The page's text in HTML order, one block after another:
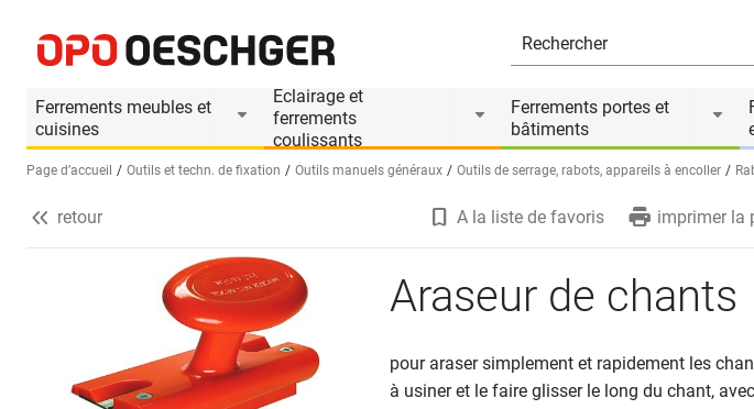
Ferrements meubles et
cuisines
Eclairage et
ferrements
coulissants
Ferrements portes et
bâtiments
Sélectionnez une langue (FR)
Page d’accueil Outils et techn. de fixation Outils manuels généraux Outils de serrage, rabots, appareils à encoller
Informations produit
Le produit est accessoire de
retour A la liste de favoris imprimer la
Araseur de chants
pour araser simplement et rapidement les
à usiner et le faire glisser le long du chant,